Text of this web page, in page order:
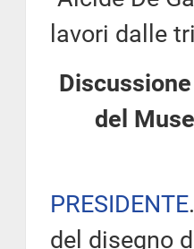
lavori dalle
del
PRESIDENTE
del disegno